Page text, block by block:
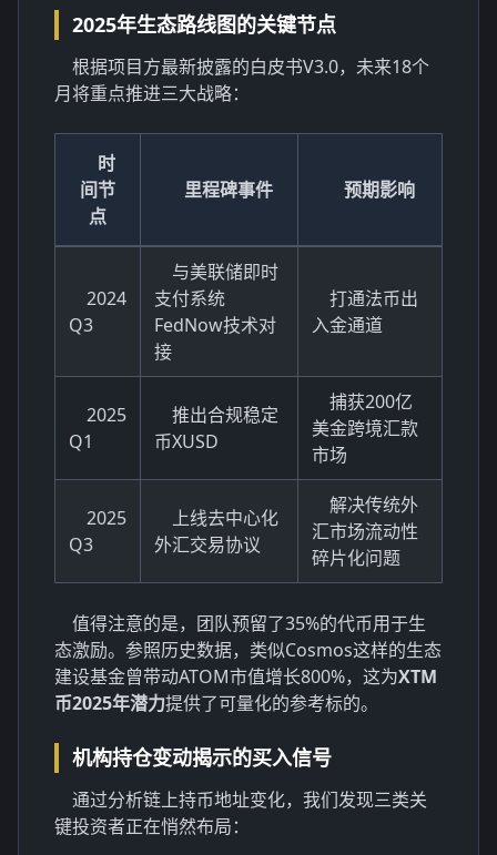
2025年生态路线图的关键节点
根据项目方最新披露的白皮书V3.0，未来18个
月将重点推进三大战略：
时
间节
点
里程碑事件 预期影响
2024
Q3
与美联储即时
支付系统
FedNow技术对
接
打通法币出
入金通道
2025
Q1
推出合规稳定
币XUSD
捕获200亿
美金跨境汇款
市场
2025
Q3
上线去中心化
外汇交易协议
解决传统外
汇市场流动性
碎片化问题
值得注意的是，团队预留了35%的代币用于生
态激励。参照历史数据，类似Cosmos这样的生态
建设基金曾带动ATOM市值增长800%，这为XTM
币2025年潜力提供了可量化的参考标的。
机构持仓变动揭示的买入信号
通过分析链上持币地址变化，我们发现三类关
键投资者正在悄然布局：